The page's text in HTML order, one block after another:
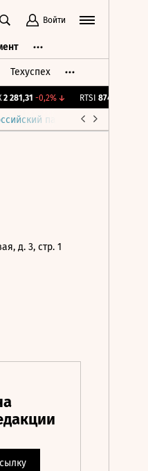
Войти
Техуспех
281,31 -0,2%↓ RTSI 874,64
парламент
д. 3, стр. 1